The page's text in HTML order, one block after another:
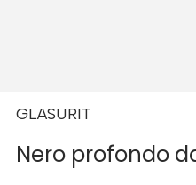
GLASURIT
Nero profondo